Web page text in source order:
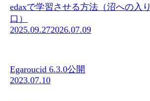
edaxで学習させる方法（沼への入り
口）
2025.09.272026.07.09
Egaroucid 6.3.0公開
2023.07.10